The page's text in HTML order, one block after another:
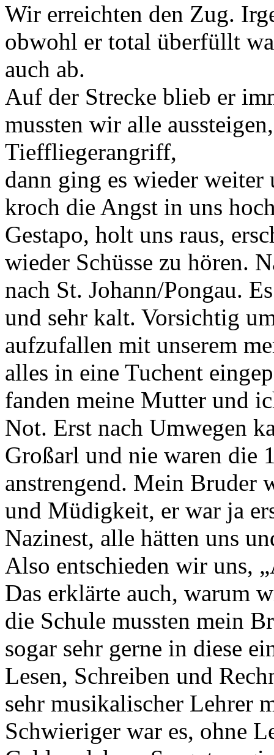
Wir erreichten den Zug.
obwohl er total überfüllt
auch ab.
Auf der Strecke blieb er
mussten wir alle
Tieffliegerangriff,
dann ging es wieder weiter
kroch die Angst in uns
Gestapo, holt uns raus,
wieder Schüsse zu hören.
nach St. Johann/Pongau.
und sehr kalt. Vorsichtig
aufzufallen mit unserem
alles in eine Tuchent
fanden meine Mutter und
Not. Erst nach Umwegen
Großarl und nie waren die
anstrengend. Mein Bruder
und Müdigkeit, er war ja
Nazinest, alle hätten uns
Also entschieden wir uns,
Das erklärte auch, warum
die Schule mussten mein
sogar sehr gerne in diese
Lesen, Schreiben und
sehr musikalischer Lehrer
Schwieriger war es, ohne